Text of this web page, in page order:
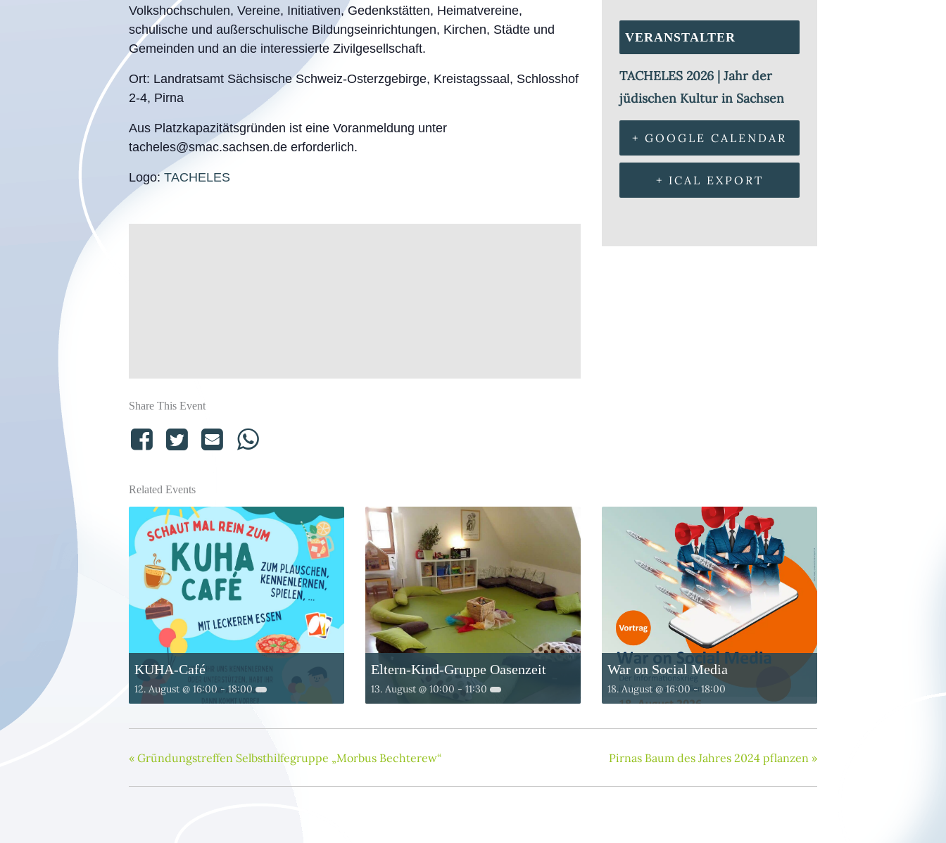
Volkshochschulen, Vereine, Initiativen, Gedenkstätten, Heimatvereine,
schulische und außerschulische Bildungseinrichtungen, Kirchen, Städte und
Gemeinden und an die interessierte Zivilgesellschaft.
Ort: Landratsamt Sächsische Schweiz-Osterzgebirge, Kreistagssaal, Schlosshof
2-4, Pirna
Aus Platzkapazitätsgründen ist eine Voranmeldung unter
tacheles@smac.sachsen.de erforderlich.
Logo: TACHELES
Share This Event
VERANSTALTER
TACHELES 2026 | Jahr der
jüdischen Kultur in Sachsen
+ GOOGLE CALENDAR
+ ICAL EXPORT
Related Events
KUHA-Café
12. August @ 16:00 - 18:00
Eltern-Kind-Gruppe Oasenzeit
13. August @ 10:00 - 11:30
War on Social Media
18. August @ 16:00 -18:00
« Gründungstreffen Selbsthilfegruppe „Morbus Bechterew“ Pirnas Baum des Jahres 2024 pflanzen »